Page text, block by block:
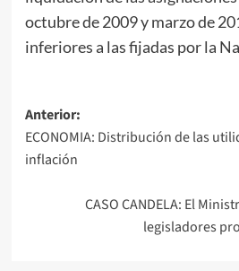
octubre de 2009 y marzo de
inferiores a las fijadas por la
Navegación
de
Anterior:
ECONOMIA: Distribución de las
inflación
CASO CANDELA: El
legisladores